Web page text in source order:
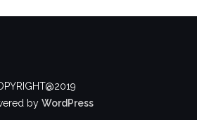
by WordPress